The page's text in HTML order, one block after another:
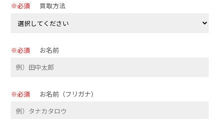
※必須 買取方法
※必須 お名前
※必須 お名前（フリガナ）